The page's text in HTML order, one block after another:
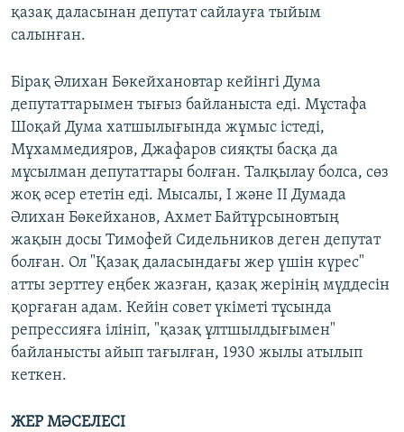
қазақ даласынан депутат сайлауға тыйым
салынған.
Бірақ Әлихан Бөкейхановтар кейінгі Дума
депутаттарымен тығыз байланыста еді. Мұстафа
Шоқай Дума хатшылығында жұмыс істеді,
Мұхаммедияров, Джафаров сияқты басқа да
мұсылман депутаттары болған. Талқылау болса, сөз
жоқ әсер ететін еді. Мысалы, І және ІІ Думада
Әлихан Бөкейханов, Ахмет Байтұрсыновтың
жақын досы Тимофей Сидельников деген депутат
болған. Ол "Қазақ даласындағы жер үшін күрес"
атты зерттеу еңбек жазған, қазақ жерінің мүддесін
қорғаған адам. Кейін совет үкіметі тұсында
репрессияға ілініп, "қазақ ұлтшылдығымен"
байланысты айып тағылған, 1930 жылы атылып
кеткен.
ЖЕР МӘСЕЛЕСІ